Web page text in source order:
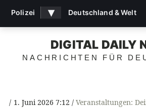
DIGITAL DAILY
NACHRICHTEN FÜR
1. Juni 2026 7:12 Veranstaltungen:
Polizei ▾ Deutschland & Welt